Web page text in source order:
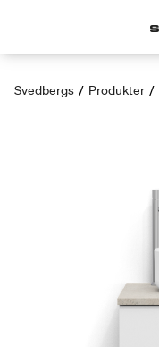
Svedbergs / Produkter /